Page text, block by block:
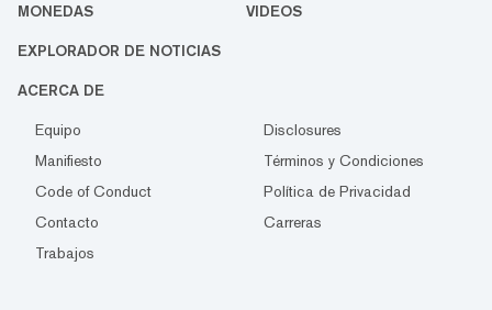
MONEDAS VIDEOS
EXPLORADOR DE NOTICIAS
ACERCA DE
Equipo
Disclosures
Manifiesto
Términos y Condiciones
Code of Conduct
Política de Privacidad
Contacto
Carreras
Trabajos